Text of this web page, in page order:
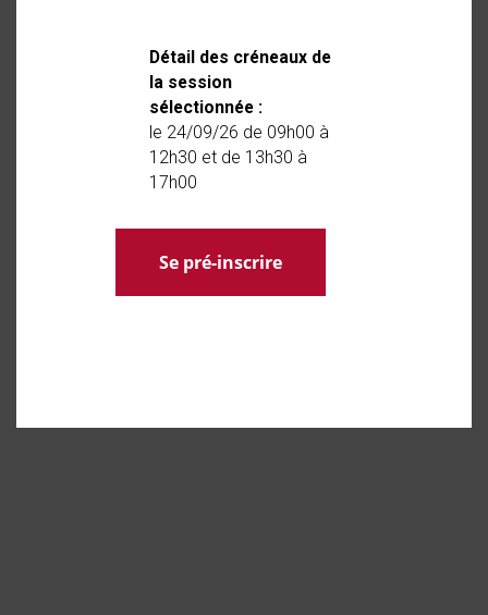
Détail des créneaux de
la session
sélectionnée :
le 24/09/26 de 09h00 à
12h30 et de 13h30 à
17h00
Se pré-inscrire